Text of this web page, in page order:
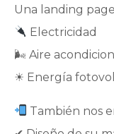
Una landing
Electricidad
🌬 Aire
☀ Energía
También nos